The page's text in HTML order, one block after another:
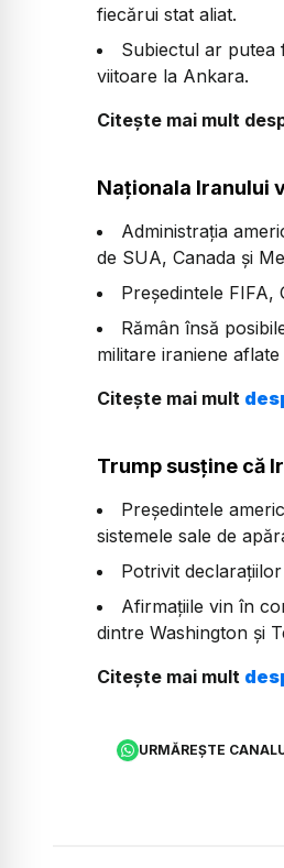
fiecărui stat aliat.
Subiectul ar putea
viitoare la Ankara.
Citește mai mult
Naționala Iranului
Administrația
de SUA, Canada și
Președintele FIFA,
Rămân însă
militare iraniene
Citește mai mult
Trump susține că
Președintele
sistemele sale de
Potrivit
Afirmațiile vin în
dintre Washington și
Citește mai mult
URMĂREȘTE